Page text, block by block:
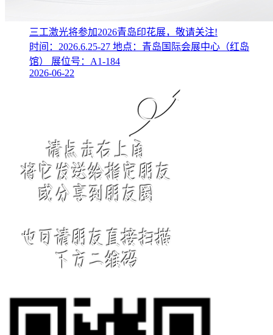
三工激光将参加2026青岛印花展，敬请关注!
时间：2026.6.25-27 地点：青岛国际会展中心（红岛
馆） 展位号：A1-184
2026-06-22